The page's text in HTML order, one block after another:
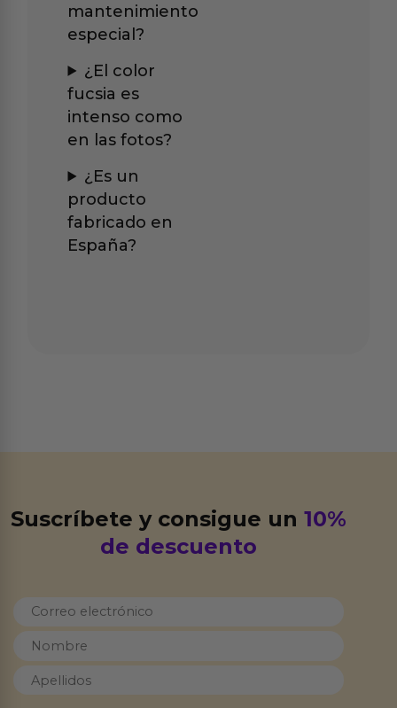
mantenimiento
especial?
¿El color
fucsia es
intenso como
en las fotos?
¿Es un
producto
fabricado en
España?
Suscríbete y consigue un10%
de descuento